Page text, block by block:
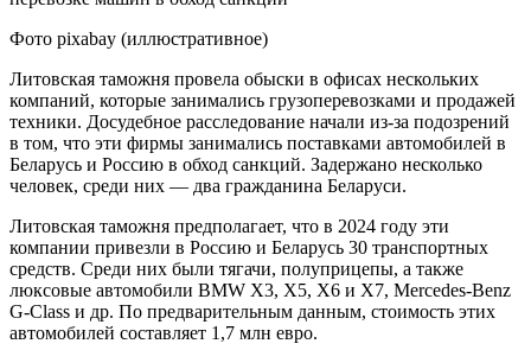
Фото pixabay (иллюстративное)
Литовская таможня провела обыски в офисах нескольких
компаний, которые занимались грузоперевозками и продажей
техники. Досудебное расследование начали из-за подозрений
в том, что эти фирмы занимались поставками автомобилей в
Беларусь и Россию в обход санкций. Задержано несколько
человек, среди них — два гражданина Беларуси.
Литовская таможня предполагает, что в 2024 году эти
компании привезли в Россию и Беларусь 30 транспортных
средств. Среди них были тягачи, полуприцепы, а также
люксовые автомобили BMW X3, X5, X6 и X7, Mercedes-Benz
G-Class и др. По предварительным данным, стоимость этих
автомобилей составляет 1,7 млн евро.